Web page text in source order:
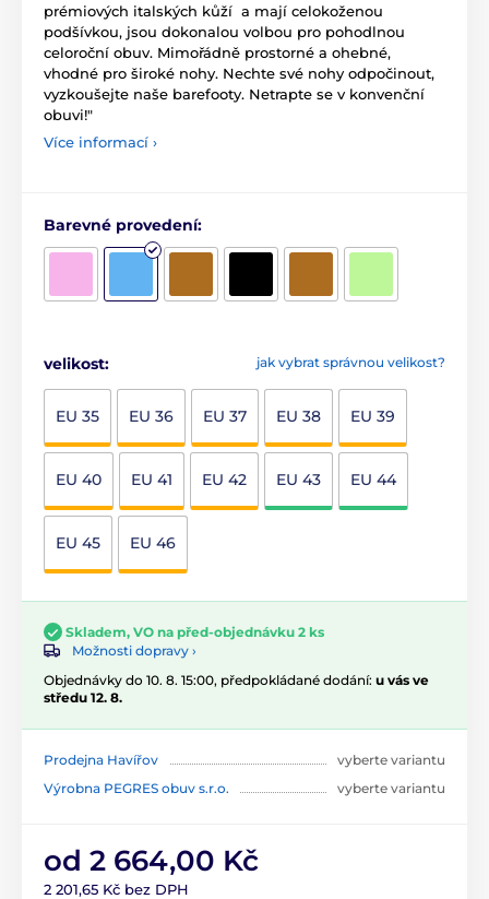
prémiových italských kůží a mají celokoženou
podšívkou, jsou dokonalou volbou pro pohodlnou
celoroční obuv. Mimořádně prostorné a ohebné,
vhodné pro široké nohy. Nechte své nohy odpočinout,
vyzkoušejte naše barefooty. Netrapte se v konvenční
obuvi!"
Více informací ›
Barevné provedení:
jak vybrat správnou velikost?
velikost:
EU 35 EU 36 EU 37 EU 38 EU 39
EU 40 EU 41 EU 42 EU 43 EU 44
EU 45 EU 46
Skladem, VO na před-objednávku 2 ks
Možnosti dopravy ›
Objednávky do 10. 8. 15:00, předpokládané dodání: u vás ve
středu 12. 8.
Prodejna Havířov
vyberte variantu
Výrobna PEGRES obuv s.r.o.
vyberte variantu
od 2 664,00 Kč
2 201,65 Kč bez DPH